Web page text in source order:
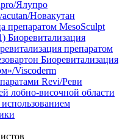
Ялупро
Новакутан
препаратом MesoSculpt
Биоревитализация
препаратом
Биоревитализация
Viscoderm
Revi/Реви
лобно-височной области